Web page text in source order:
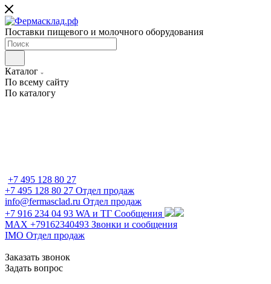
Поставки пищевого и молочного оборудования
Каталог
По всему сайту
По каталогу
+7 495 128 80 27
+7 495 128 80 27 Отдел продаж
info@fermasclad.ru Отдел продаж
+7 916 234 04 93 WA и ТГ Сообщения
MAX +79162340493 Звонки и сообщения
IMO Отдел продаж
Заказать звонок
Задать вопрос